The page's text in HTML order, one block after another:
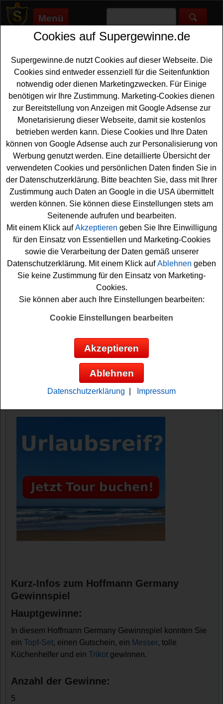
Menü
Supergewinne.de>Gewinnspiele>Sonstige Gewinnspiele
Anzeige:
Anzeige:
Hoffmann Germany Gewinnspiel -
tolle Sachpreise und Topf-Set
gewinnen
Ein kostenloses Hoffmann Germany Gewinnspiel für alle
Fußball-Fans unter den Gewinnern. Bei dem WM
Gewinnspiel verlost Hoffmann Germany als
Hauptgewinn ein schönesTopf-Setim wert von ca. 500
Euro. Weiterhin warten ein 250 Euro Einkaufsgutschein,
ein hochwertiges Messer, ein Set Küchenhelfer und ein
tolles Trikot auf glückliche Gewinner.
Falls Sie an dem WM Gewinnspiel von Hoffmann
Germany kostenlos teilnehmen möchten, müssen Sie
den Newsletter abonnieren. Vielleicht haben Sie ja Glück
und können einen der schönenSachpreise gewinnen?
Hoffmann Germany verlost ein Topf-Set,
einen Gutschein, ein Messer, tolle
Küchenhelfer und ein Trikot
Anzeige:
Kurz-Infos zum Hoffmann Germany
Gewinnspiel
Hauptgewinne:
In diesem Hoffmann Germany Gewinnspiel konnten Sie
einTopf-Set, einen Gutschein, ein Messer, tolle
Küchenhelfer und einTrikot gewinnen.
Anzahl der Gewinne:
5
Cookies auf Supergewinne.de
Supergewinne.de nutzt Cookies auf dieser Webseite. Die
Cookies sind entweder essenziell für die Seitenfunktion
notwendig oder dienen Marketingzwecken. Für Einige
benötigen wir Ihre Zustimmung. Marketing-Cookies dienen
zur Bereitstellung von Anzeigen mit Google Adsense zur
Monetarisierung dieser Webseite, damit sie kostenlos
betrieben werden kann. Diese Cookies und Ihre Daten
können von Google Adsense auch zur Personalisierung von
Werbung genutzt werden. Eine detaillierte Übersicht der
verwendeten Cookies und persönlichen Daten finden Sie in
der Datenschutzerklärung. Bitte beachten Sie, dass mit Ihrer
Zustimmung auch Daten an Google in die USA übermittelt
werden können. Sie können diese Einstellungen stets am
Seitenende aufrufen und bearbeiten.
Mit einem Klick aufAkzeptieren geben Sie Ihre Einwilligung
für den Einsatz von Essentiellen und Marketing-Cookies
sowie die Verarbeitung der Daten gemäß unserer
Datenschutzerklärung. Mit einem Klick aufAblehnen geben
Sie keine Zustimmung für den Einsatz von Marketing-
Cookies.
Sie können aber auch Ihre Einstellungen bearbeiten:
Cookie Einstellungen bearbeiten
Akzeptieren
Ablehnen
Datenschutzerklärung Impressum